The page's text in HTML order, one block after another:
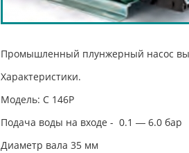
Промышленный плунжерный насос
Характеристики.
Модель: С 146Р
Подача воды на входе - 0.1 ― 6.0 бар
Диаметр вала 35 мм